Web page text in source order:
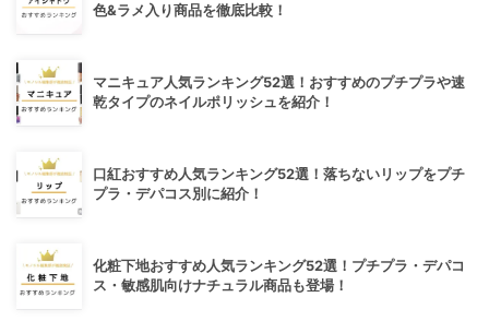
色&ラメ入り商品を徹底比較！
マニキュア人気ランキング52選！おすすめのプチプラや速
乾タイプのネイルポリッシュを紹介！
口紅おすすめ人気ランキング52選！落ちないリップをプチ
プラ・デパコス別に紹介！
化粧下地おすすめ人気ランキング52選！プチプラ・デパコ
ス・敏感肌向けナチュラル商品も登場！